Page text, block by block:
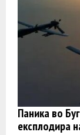
Паника во
експлодира